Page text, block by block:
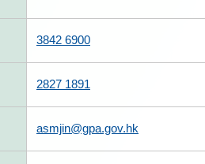
3842 6900
2827 1891
asmjin@gpa.gov.hk